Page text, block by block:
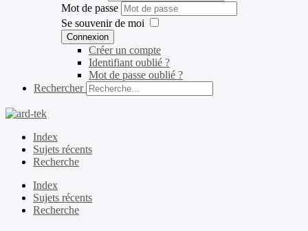
Mot de passe
Se souvenir de moi
Connexion
Créer un compte
Identifiant oublié ?
Mot de passe oublié ?
Rechercher
Index
Sujets récents
Recherche
Index
Sujets récents
Recherche